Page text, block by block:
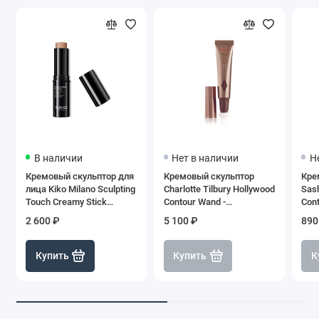
В наличии
Кремовый скульптор для
лица Kiko Milano Sculpting
Touch Creamy Stick
2 600 ₽
Купить
Нет в наличии
Кремовый скульптор
Charlotte Tilbury Hollywood
Contour Wand -
5 100 ₽
Купить